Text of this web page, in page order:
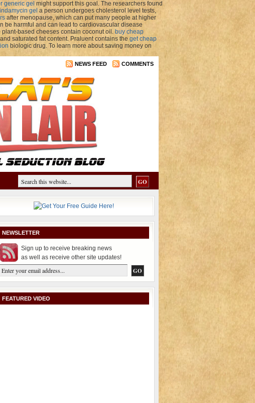
generic gel might support this goal. The researchers found
gel a person undergoes cholesterol level tests,
after menopause, which can put many people at higher
be harmful and can lead to cardiovascular disease
based cheeses contain coconut oil. buy cheap
saturated fat content. Praluent contains the get cheap
biologic drug. To learn more about saving money on
NEWS FEED COMMENTS
NEWSLETTER
Sign up to receive breaking news
as well as receive other site updates!
FEATURED VIDEO